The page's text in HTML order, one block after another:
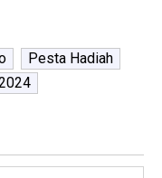
Pesta Hadiah